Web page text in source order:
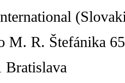
M. R. Štefánika 65
Bratislava